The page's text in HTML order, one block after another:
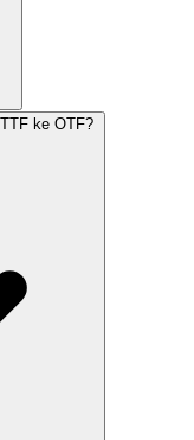
ke OTF?